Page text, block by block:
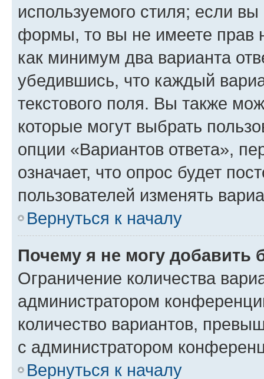
используемого стиля; если
формы, то вы не имеете прав
как минимум два варианта
убедившись, что каждый
текстового поля. Вы также
которые могут выбрать
опции «Вариантов ответа»,
означает, что опрос будет
пользователей изменять
Вернуться к началу
Почему я не могу добавить
Ограничение количества
администратором
количество вариантов,
с администратором
Вернуться к началу